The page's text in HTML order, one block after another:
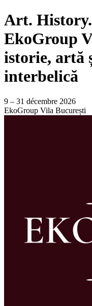
Art.
EkoGroup
istorie, artă
interbelică
9 – 31 décembre 2026
EkoGroup Vila București